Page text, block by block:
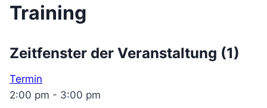
Training
Zeitfenster der Veranstaltung (1)
Termin
2:00 pm - 3:00 pm